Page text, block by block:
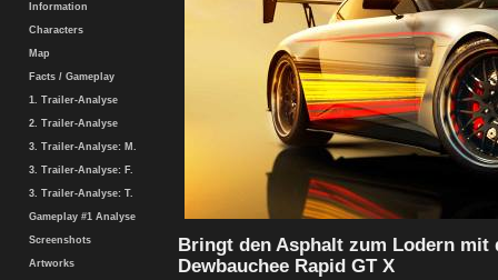
Information
Characters
Map
Facts / Gameplay
1. Trailer-Analyse
2. Trailer-Analyse
3. Trailer-Analyse: M.
3. Trailer-Analyse: F.
3. Trailer-Analyse: T.
Gameplay #1 Analyse
Screenshots
Artworks
Bringt den Asphalt zum Lodern mit
Dewbauchee Rapid GT X